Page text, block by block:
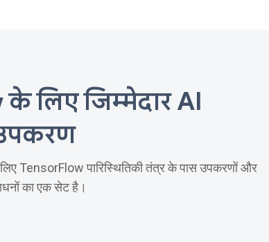
लिए जिम्मेदार AI
TensorFlow पारिस्थितिकी तंत्र के पास उपकरणों और
का एक सेट है।